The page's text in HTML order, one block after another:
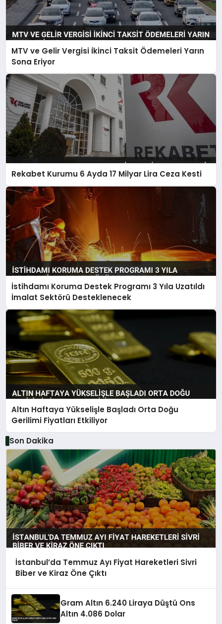
MTV ve Gelir Vergisi İkinci Taksit Ödemeleri Yarın
Sona Eriyor
Rekabet Kurumu 6 Ayda 17 Milyar Lira Ceza Kesti
İstihdamı Koruma Destek Programı 3 Yıla Uzatıldı
İmalat Sektörü Desteklenecek
Altın Haftaya Yükselişle Başladı Orta Doğu
Gerilimi Fiyatları Etkiliyor
Son Dakika
İstanbul’da Temmuz Ayı Fiyat Hareketleri Sivri
Biber ve Kiraz Öne Çıktı
Gram Altın 6.240 Liraya Düştü Ons
Altın 4.086 Dolar